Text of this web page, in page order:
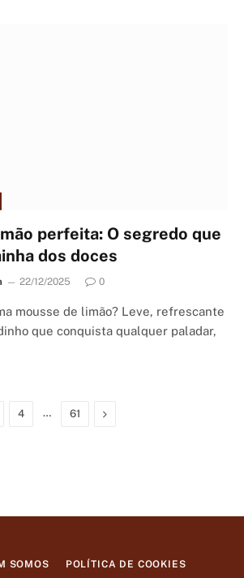
perfeita: O segredo que
dos doces
22/12/2025 0
mousse de limão? Leve, refrescante
que conquista qualquer paladar,
4 … 61 Next
SOMOS POLÍTICA DE COOKIES